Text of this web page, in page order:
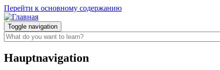
Перейти к основному содержанию
Toggle navigation
Hauptnavigation